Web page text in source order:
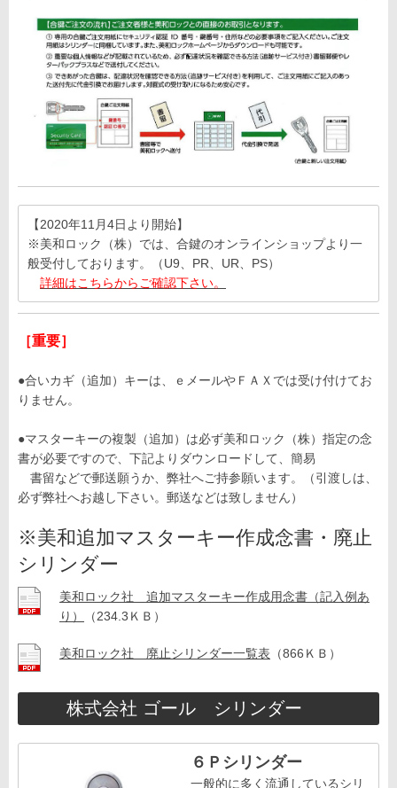
【2020年11月4日より開始】
※美和ロック（株）では、合鍵のオンラインショップより一
般受付しております。（U9、PR、UR、PS）
詳細はこちらからご確認下さい。
［重要］
●合いカギ（追加）キーは、ｅメールやＦＡＸでは受け付けてお
りません。
●マスターキーの複製（追加）は必ず美和ロック（株）指定の念
書が必要ですので、下記よりダウンロードして、簡易
書留などで郵送願うか、弊社へご持参願います。（引渡しは、
必ず弊社へお越し下さい。郵送などは致しません）
※美和追加マスターキー作成念書・廃止
シリンダー
美和ロック社 追加マスターキー作成用念書（記入例あ
り）
（234.3ＫＢ）
美和ロック社 廃止シリンダー一覧表 （866ＫＢ）
株式会社 ゴール シリンダー
６Ｐシリンダー
一般的に多く流通しているシリ